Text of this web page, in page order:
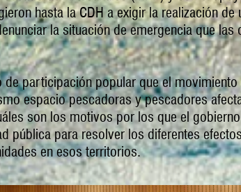
hasta la CDH a exigir la realización
la situación de emergencia que
de participación popular que el
espacio pescadoras y pescadores
son los motivos por los que el
pública para resolver los diferentes
en esos territorios.